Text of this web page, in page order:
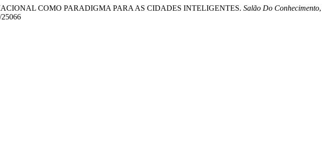
COMO PARADIGMA PARA AS CIDADES INTELIGENTES. Salão Do Conhecimento,
25066